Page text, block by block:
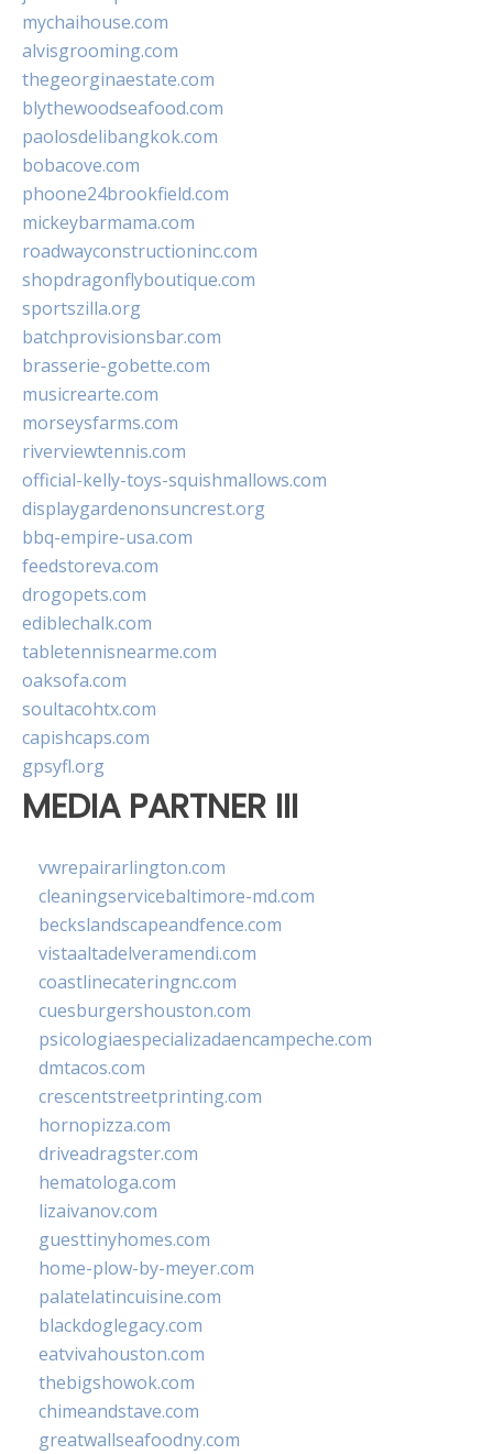
mychaihouse.com
alvisgrooming.com
thegeorginaestate.com
blythewoodseafood.com
paolosdelibangkok.com
bobacove.com
phoone24brookfield.com
mickeybarmama.com
roadwayconstructioninc.com
shopdragonflyboutique.com
sportszilla.org
batchprovisionsbar.com
brasserie-gobette.com
musicrearte.com
morseysfarms.com
riverviewtennis.com
official-kelly-toys-squishmallows.com
displaygardenonsuncrest.org
bbq-empire-usa.com
feedstoreva.com
drogopets.com
ediblechalk.com
tabletennisnearme.com
oaksofa.com
soultacohtx.com
capishcaps.com
gpsyfl.org
MEDIA PARTNER III
vwrepairarlington.com
cleaningservicebaltimore-md.com
beckslandscapeandfence.com
vistaaltadelveramendi.com
coastlinecateringnc.com
cuesburgershouston.com
psicologiaespecializadaencampeche.com
dmtacos.com
crescentstreetprinting.com
hornopizza.com
driveadragster.com
hematologa.com
lizaivanov.com
guesttinyhomes.com
home-plow-by-meyer.com
palatelatincuisine.com
blackdoglegacy.com
eatvivahouston.com
thebigshowok.com
chimeandstave.com
greatwallseafoodny.com